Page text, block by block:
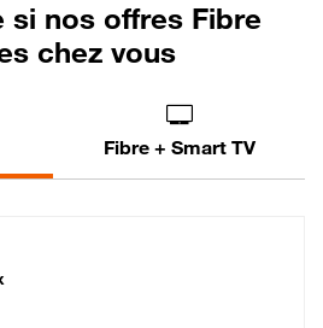
si nos offres Fibre
chez vous
Fibre + Smart TV
Livebox Lite Fibre